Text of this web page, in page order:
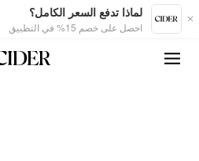
لماذا تدفع السعر الكامل؟
احصل على خصم 15% في التطبيق